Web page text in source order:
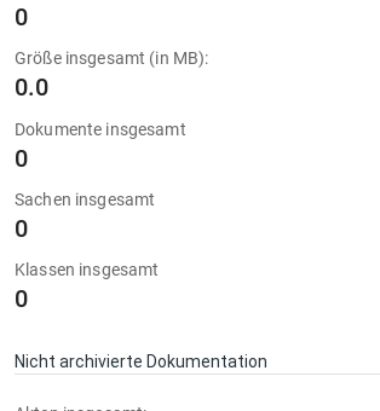
0
Größe insgesamt (in MB):
0.0
Dokumente insgesamt
0
Sachen insgesamt
0
Klassen insgesamt
0
Nicht archivierte Dokumentation